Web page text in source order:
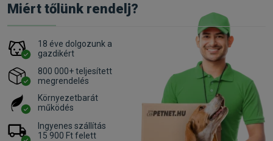
Miért tőlünk rendelj?
18 éve dolgozunk a
gazdikért
800 000+ teljesített
megrendelés
Környezetbarát
működés
Ingyenes szállítás
15 900 Ft felett